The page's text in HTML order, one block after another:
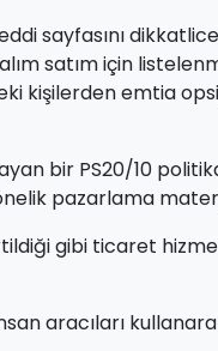
sayfasını
satım için
kişilerden emtia
bir PS20/10
pazarlama
gibi ticaret
aracıları